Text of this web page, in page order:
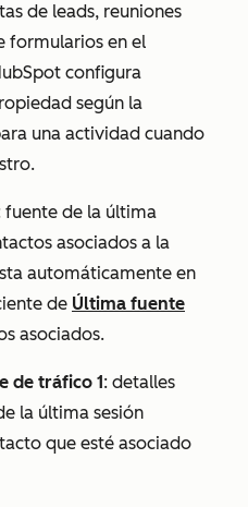
de leads, reuniones
formularios en el
configura
según la
una actividad cuando
fuente de la última
asociados a la
automáticamente en
de Última fuente
asociados.
de tráfico 1 : detalles
la última sesión
que esté asociado